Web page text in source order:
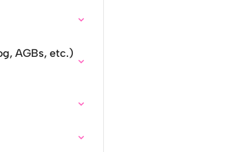
AGBs, etc.)